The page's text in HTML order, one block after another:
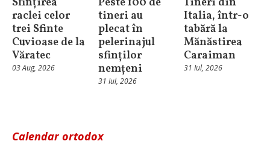
raclei celor
trei Sfinte
Cuvioase de la
Văratec
03 Aug, 2026
tineri au
plecat în
pelerinajul
sfinților
nemțeni
31 Iul, 2026
Italia, într-o
tabără la
Mănăstirea
Caraiman
31 Iul, 2026
Calendar ortodox